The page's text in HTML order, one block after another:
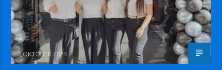
1 OKTOBER 2024